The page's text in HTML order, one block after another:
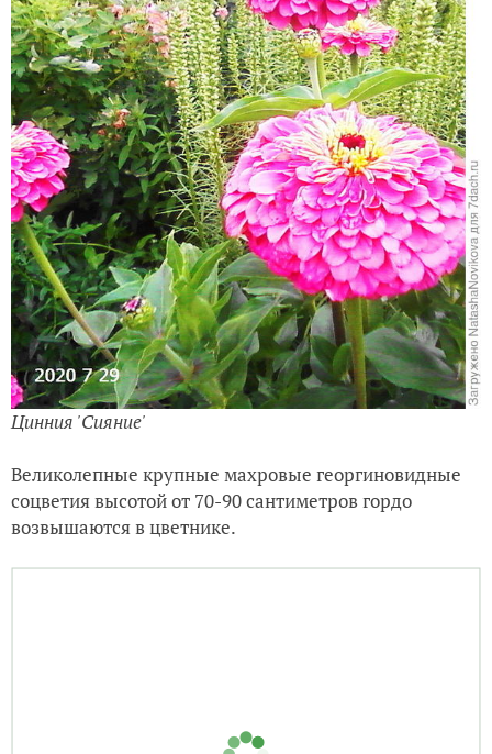
Цинния 'Сияние'
Великолепные крупные махровые георгиновидные
соцветия высотой от 70-90 сантиметров гордо
возвышаются в цветнике.